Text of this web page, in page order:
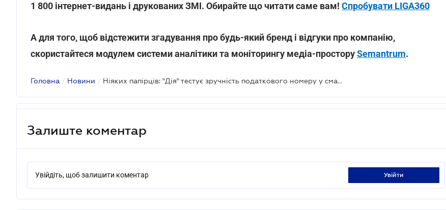
1 800 інтернет-видань і друкованих ЗМІ. Обирайте що читати саме вам! Спробувати LIGA360
А для того, щоб відстежити згадування про будь-який бренд і відгуки про компанію,
скористайтеся модулем системи аналітики та моніторингу медіа-просторуSemantrum.
Головна / Новини / Ніяких папірців: "Дія" тестує зручність податкового номеру у смартфоні
Залиште коментар
Увійдіть, щоб залишити коментар увійти